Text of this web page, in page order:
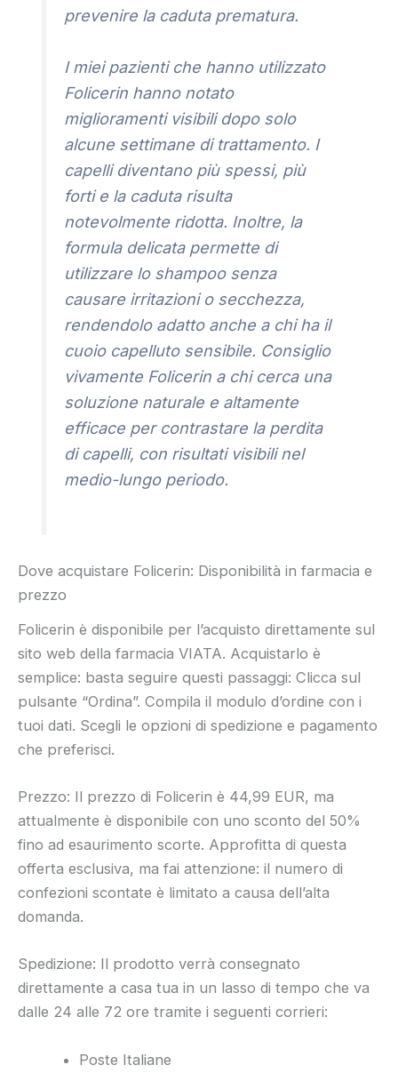
prevenire la caduta prematura.
I miei pazienti che hanno utilizzato
Folicerin hanno notato
miglioramenti visibili dopo solo
alcune settimane di trattamento. I
capelli diventano più spessi, più
forti e la caduta risulta
notevolmente ridotta. Inoltre, la
formula delicata permette di
utilizzare lo shampoo senza
causare irritazioni o secchezza,
rendendolo adatto anche a chi ha il
cuoio capelluto sensibile. Consiglio
vivamente Folicerin a chi cerca una
soluzione naturale e altamente
efficace per contrastare la perdita
di capelli, con risultati visibili nel
medio-lungo periodo.
Dove acquistare Folicerin: Disponibilità in farmacia e
prezzo
Folicerin è disponibile per l’acquisto direttamente sul
sito web della farmacia VIATA. Acquistarlo è
semplice: basta seguire questi passaggi: Clicca sul
pulsante “Ordina”. Compila il modulo d’ordine con i
tuoi dati. Scegli le opzioni di spedizione e pagamento
che preferisci.
Prezzo: Il prezzo di Folicerin è 44,99 EUR, ma
attualmente è disponibile con uno sconto del 50%
fino ad esaurimento scorte. Approfitta di questa
offerta esclusiva, ma fai attenzione: il numero di
confezioni scontate è limitato a causa dell’alta
domanda.
Spedizione: Il prodotto verrà consegnato
direttamente a casa tua in un lasso di tempo che va
dalle 24 alle 72 ore tramite i seguenti corrieri:
Poste Italiane